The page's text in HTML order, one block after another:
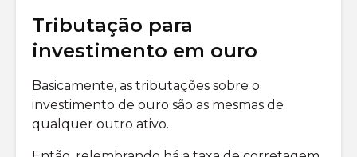
Tributação para
investimento em ouro
Basicamente, as tributações sobre o
investimento de ouro são as mesmas de
qualquer outro ativo.